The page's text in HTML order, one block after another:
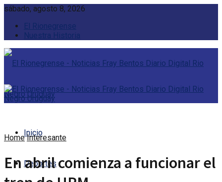
sábado, agosto 8, 2026
El Rionegrense
Nuestra Historia
Inicio
Deportes
Home Interesante
En abril comienza a funcionar el